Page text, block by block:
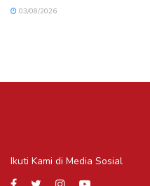
03/08/2026
Ikuti Kami di Media Sosial